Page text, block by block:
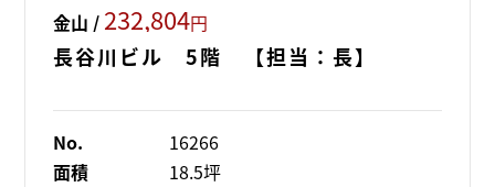
金山 / 232,804円
長谷川ビル 5階 【担当：長】
No.
16266
面積
18.5坪